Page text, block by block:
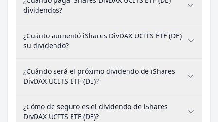
dividendos?
¿Cuánto aumentó iShares DivDAX UCITS ETF (DE)
su dividendo?
¿Cuándo será el próximo dividendo de iShares
DivDAX UCITS ETF (DE)?
¿Cómo de seguro es el dividendo de iShares
DivDAX UCITS ETF (DE)?